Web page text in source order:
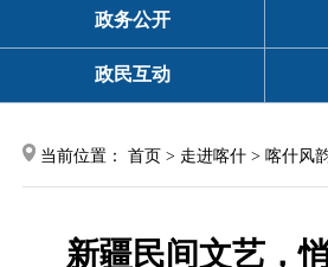
政务公开
政民互动
当前位置： 首页 > 走进喀什 > 喀什风
新疆民间文艺，